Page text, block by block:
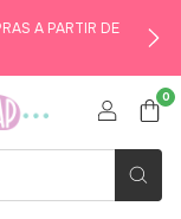
A PARTIR DE
0